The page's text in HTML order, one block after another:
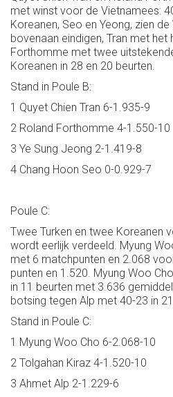
met winst voor de Vietnamees:
Koreanen, Seo en Yeong, zien
bovenaan eindigen, Tran met
Forthomme met twee
Koreanen in 28 en 20 beurten.
Stand in Poule B:
1 Quyet Chien Tran 6-1.935-9
2 Roland Forthomme 4-1.550-10
3 Ye Sung Jeong 2-1.419-8
4 Chang Hoon Seo 0-0.929-7
Poule C:
Twee Turken en twee Koreanen
wordt eerlijk verdeeld. Myung
met 6 matchpunten en 2.068
punten en 1.520. Myung Woo
in 11 beurten met 3.636
botsing tegen Alp met 40-23 in
Stand in Poule C:
1 Myung Woo Cho 6-2.068-10
2 Tolgahan Kiraz 4-1.520-10
3 Ahmet Alp 2-1.229-6